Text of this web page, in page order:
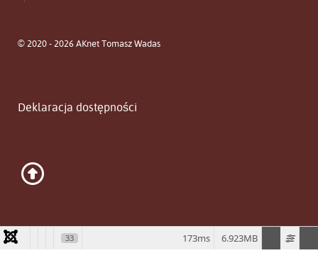
© 2020 - 2026 AKnet Tomasz Wadas
Deklaracja dostępności
33 6.923MB
173ms